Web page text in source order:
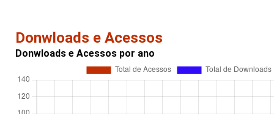
Donwloads e Acessos
Donwloads e Acessos por ano